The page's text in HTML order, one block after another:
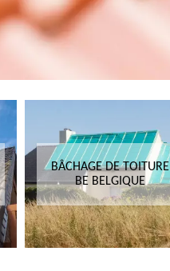
BÂCHAGE DE TOITURE
BE BELGIQUE